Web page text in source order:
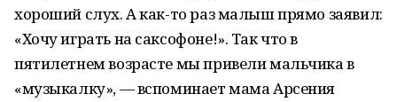
хороший слух. А как-то раз малыш прямо заявил:
«Хочу играть на саксофоне!». Так что в
пятилетнем возрасте мы привели мальчика в
«музыкалку», — вспоминает мама Арсения